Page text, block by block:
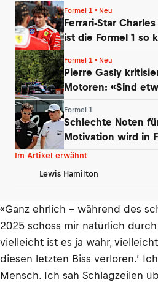
Formel 1 • Neu
Ferrari-Star
ist die Formel 1 so
Formel 1 • Neu
Pierre Gasly
Motoren: «Sind
Formel 1
Schlechte Noten
Motivation wird in
Im Artikel erwähnt
Lewis Hamilton
«Ganz ehrlich – während des
2025 schoss mir natürlich durch
vielleicht ist es ja wahr,
diesen letzten Biss verloren.’
Mensch. Ich sah Schlagzeilen